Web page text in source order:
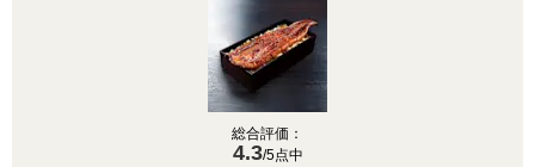
総合評価：
4.3/5点中